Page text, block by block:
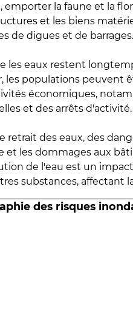
emporter la faune et la
et les biens
de digues et de barrages.
les eaux restent
les populations peuvent
économiques,
et des arrêts d'activité.
retrait des eaux, des
et les dommages aux
de l'eau est un
substances, affectant
des risques